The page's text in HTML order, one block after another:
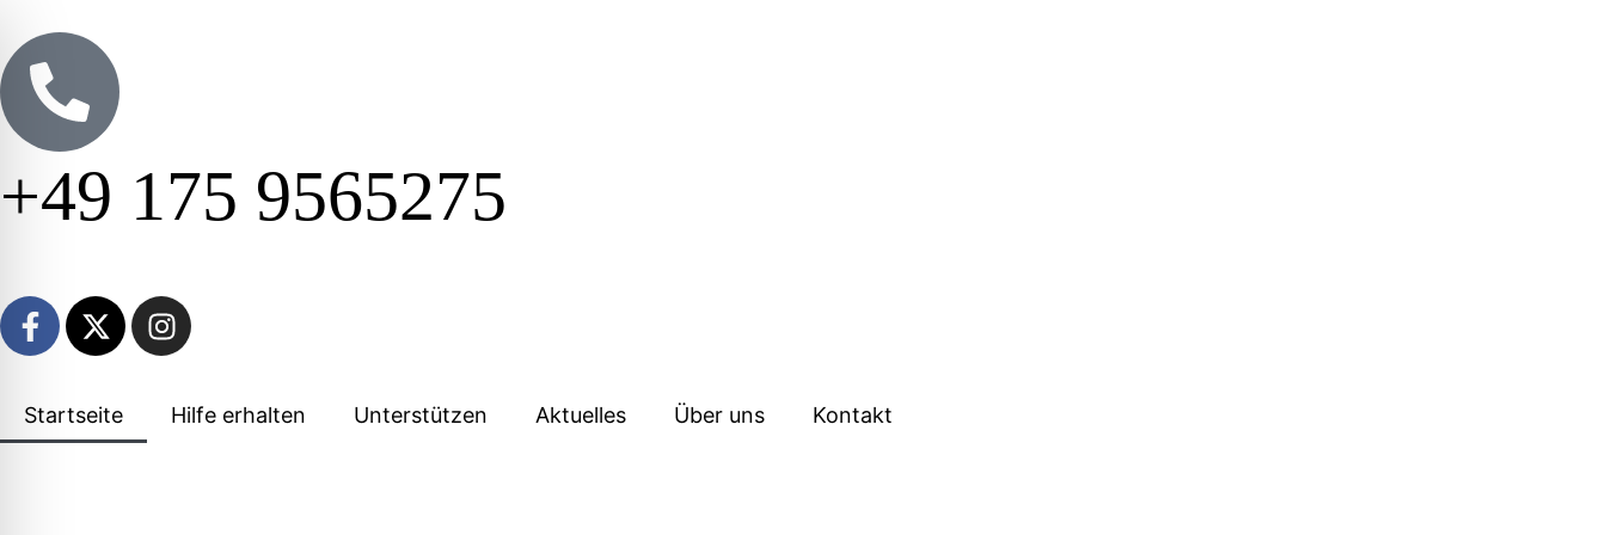
+49 175 9565275
Startseite Hilfe erhalten Unterstützen Aktuelles Über uns Kontakt